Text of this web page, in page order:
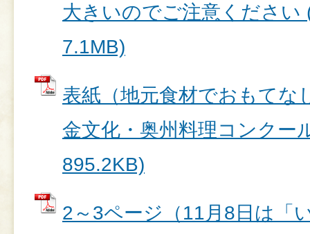
大きいのでご注意ください
7.1MB)
表紙（地元食材でおもてな
金文化・奥州料理コンクー
895.2KB)
2～3ページ（11月8日は「